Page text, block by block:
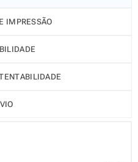
IMPRESSÃO